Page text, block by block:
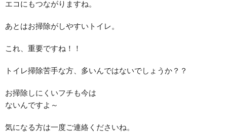
エコにもつながりますね。
あとはお掃除がしやすいトイレ。
これ、重要ですね！！
トイレ掃除苦手な方、多いんではないでしょうか？？
お掃除しにくいフチも今は
ないんですよ～
気になる方は一度ご連絡くださいね。